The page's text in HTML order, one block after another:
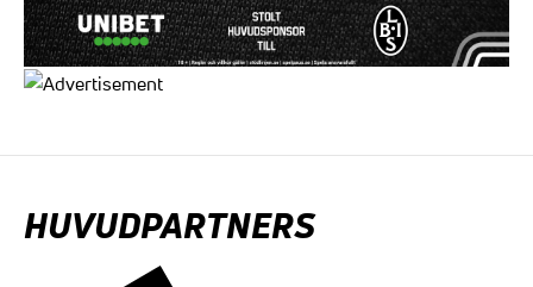
HUVUDPARTNERS